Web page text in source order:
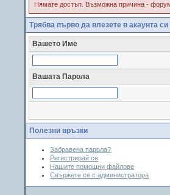
Нямате достъп. Възможна причина -
Трябва първо да влезете в акаунта си
Вашето Име
Вашата Парола
Полезни връзки
Забравена парола?
Регистрирай се
Нашите помощни файлове
Свържете се с администратора